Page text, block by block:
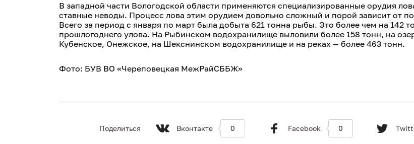
В западной части Вологодской области применяются специализированные орудия
ставные неводы. Процесс лова этим орудием довольно сложный и порой зависит от
Всего за период с января по март была добыта 621 тонна рыбы. Это более чем на 142
прошлогоднего улова. На Рыбинском водохранилище выловили более 158 тонн, на
Кубенское, Онежское, на Шекснинском водохранилище и на реках — более 463 тонн.
Фото: БУВ ВО «Череповецкая МежРайСББЖ»
Поделиться Вконтакте 0 Facebook 0